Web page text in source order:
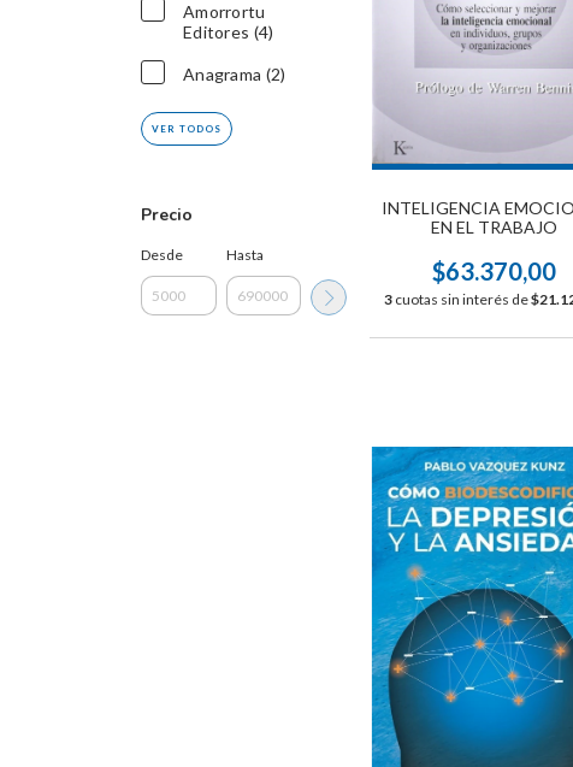
Amorrortu
Editores (4)
Anagrama (2)
VER TODOS
Precio
Desde Hasta
INTELIGENCIA
EN EL TRABAJO
$63.370,00
3 cuotas sin interés de